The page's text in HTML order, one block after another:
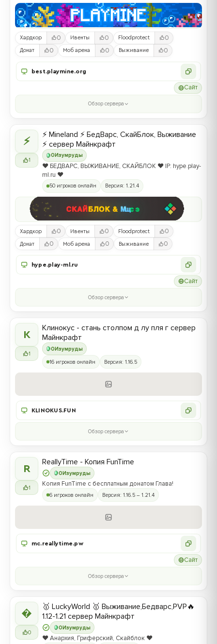
Хардкор 0 Ивенты 0 Floodprotect 0
Донат 0 Моб арена 0 Выживание 0
best.playmine.org
Сайт
Обзор сервера
⚡
1
0 Изумруды
⚡ Mineland ⚡ БедВарс, СкайБлок, Выживание
⚡ сервер Майнкрафт
❤️ БЕДВАРС, ВЫЖИВАНИЕ, СКАЙБЛОК ❤️ IP: hype.play-
ml.ru ❤️
50 игроков онлайн Версия: 1.21.4
Хардкор 0 Ивенты 0 Floodprotect 0
Донат 0 Моб арена 0 Выживание 0
hype.play-ml.ru
Сайт
Обзор сервера
К
1
0Изумруды
Клинокус - стань столпом д лу пля г сервер
Майнкрафт
16 игроков онлайн Версия: 1.16.5
KLINOKUS.FUN
Обзор сервера
R
1
0Изумруды
ReallyTime - Копия FunTime
Копия FunTime с бесплатным донатом Глава!
6 игроков онлайн Версия: 1.16.5 – 1.21.4
mc.reallytime.pw
Сайт
Обзор сервера

0
0Изумруды
🥇 LuckyWorld 🥇 Выживание,Бедварс,PVP🔥
1.12-1.21 сервер Майнкрафт
❤️ Анархия, Гриферский, Скайблок ❤️